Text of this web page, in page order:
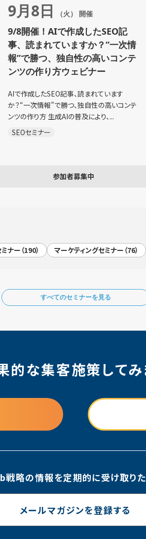
9月8日 （火） 開催
9/8開催！AIで作成したSEO記
事、読まれていますか？“一次情
報”で勝つ、独自性の高いコンテ
ンツの作り方ウェビナー
AIで作成したSEO記事、読まれています
か？“一次情報”で勝つ、独自性の高いコンテ
ンツの作り方 生成AIの普及により、...
SEOセミナー
参加者募集中
ナー（190） マーケティングセミナー（76）
すべてのセミナーを見る
的な集客施策して
戦略の情報を定期的に受け取り
メールマガジンを登録する